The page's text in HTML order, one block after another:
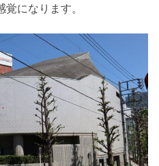
になります。